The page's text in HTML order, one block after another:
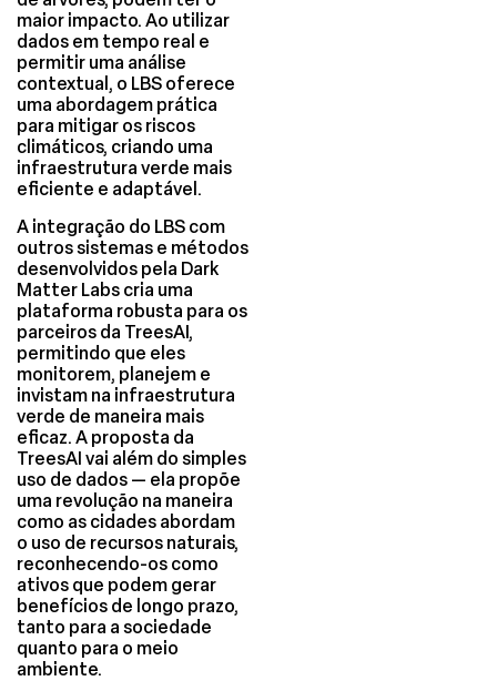
maior impacto. Ao utilizar
dados em tempo real e
permitir uma análise
contextual, o LBS oferece
uma abordagem prática
para mitigar os riscos
climáticos, criando uma
infraestrutura verde mais
eficiente e adaptável.
A integração do LBS com
outros sistemas e métodos
desenvolvidos pela Dark
Matter Labs cria uma
plataforma robusta para os
parceiros da TreesAI,
permitindo que eles
monitorem, planejem e
invistam na infraestrutura
verde de maneira mais
eficaz. A proposta da
TreesAI vai além do simples
uso de dados — ela propõe
uma revolução na maneira
como as cidades abordam
o uso de recursos naturais,
reconhecendo-os como
ativos que podem gerar
benefícios de longo prazo,
tanto para a sociedade
quanto para o meio
ambiente.